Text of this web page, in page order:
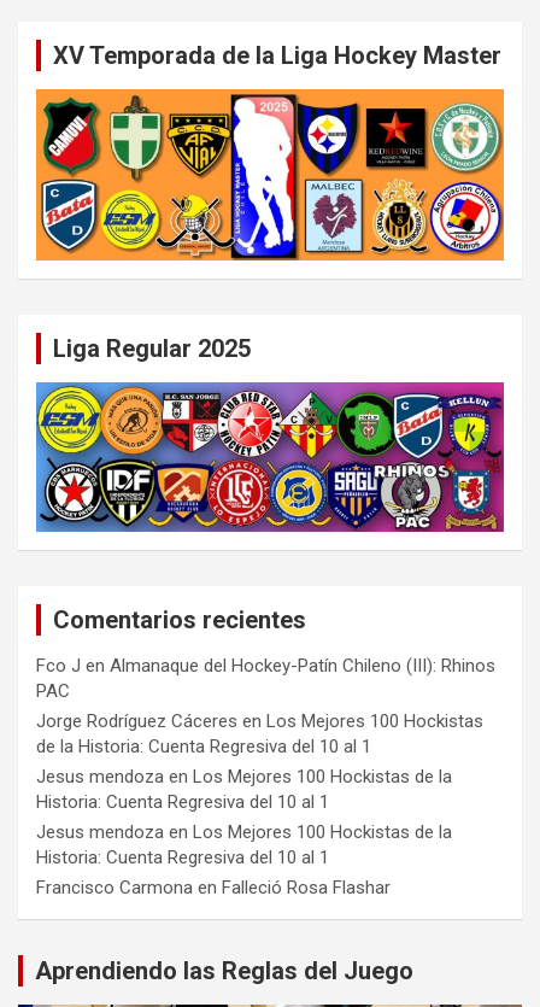
XV Temporada de la Liga Hockey Master
Liga Regular 2025
Comentarios recientes
Fco J en Almanaque del Hockey-Patín Chileno (III): Rhinos
PAC
Jorge Rodríguez Cáceres en Los Mejores 100 Hockistas
de la Historia: Cuenta Regresiva del 10 al 1
Jesus mendoza en Los Mejores 100 Hockistas de la
Historia: Cuenta Regresiva del 10 al 1
Jesus mendoza en Los Mejores 100 Hockistas de la
Historia: Cuenta Regresiva del 10 al 1
Francisco Carmona en Falleció Rosa Flashar
Aprendiendo las Reglas del Juego